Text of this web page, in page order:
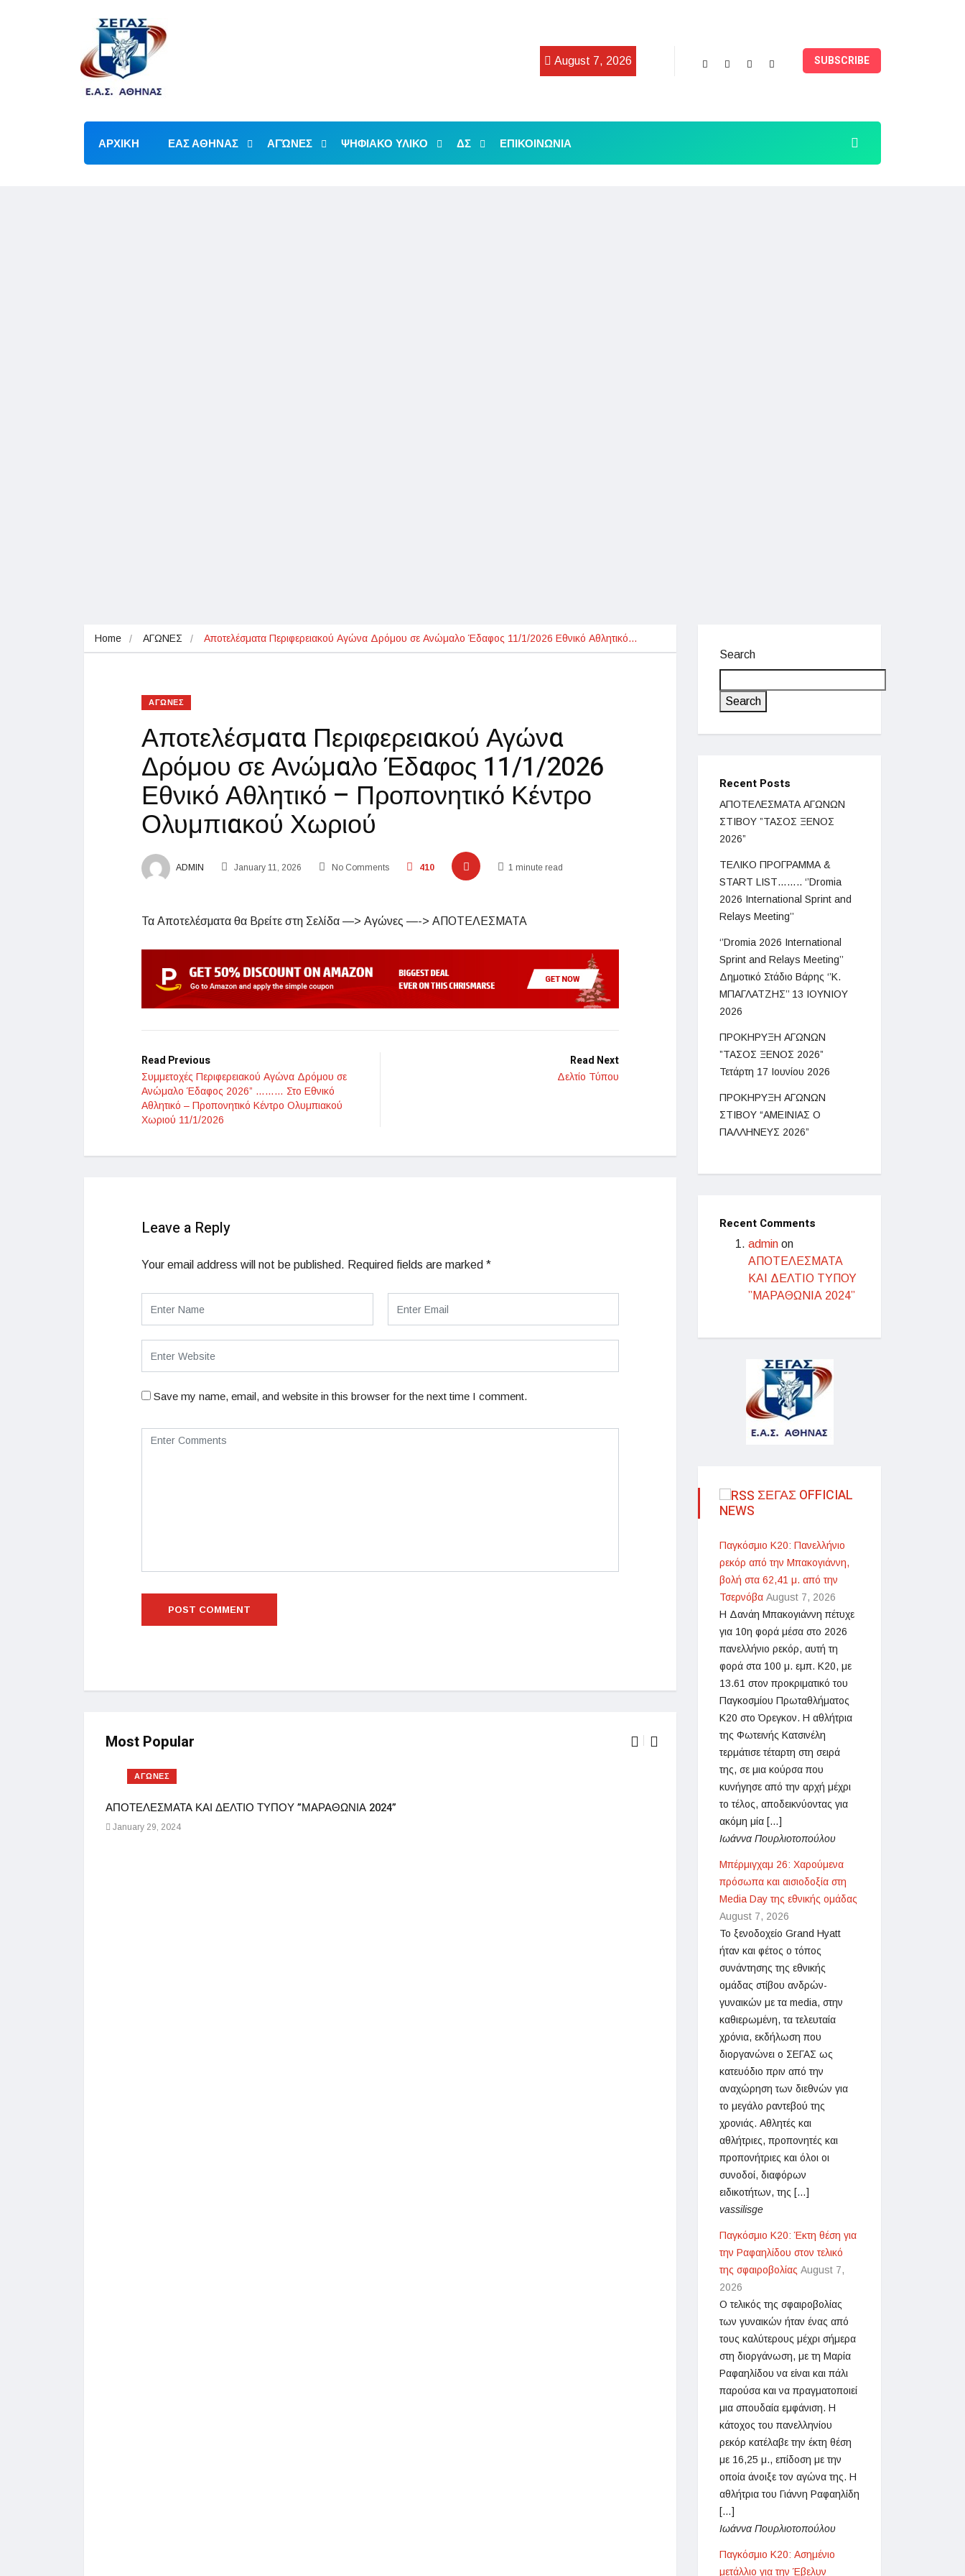
August 7, 2026 SUBSCRIBE
ΑΡΧΙΚΗ ΕΑΣ ΑΘΗΝΑΣ ΑΓΏΝΕΣ ΨΗΦΙΑΚΟ ΥΛΙΚΟ ΔΣ ΕΠΙΚΟΙΝΩΝΙΑ
Home ΑΓΩΝΕΣ Αποτελέσματα Περιφερειακού Αγώνα Δρόμου σε Ανώμαλο Έδαφος 11/1/2026 Εθνικό Αθλητικό…
ΑΓΩΝΕΣ
Αποτελέσματα Περιφερειακού Αγώνα
Δρόμου σε Ανώμαλο Έδαφος 11/1/2026
Εθνικό Αθλητικό – Προπονητικό Κέντρο
Ολυμπιακού Χωριού
ADMIN January 11, 2026 No Comments 410 1 minute read
Τα Αποτελέσματα θα Βρείτε στη Σελίδα —> Αγώνες —-> ΑΠΟΤΕΛΕΣΜΑΤΑ
Read Previous
Συμμετοχές Περιφερειακού Αγώνα Δρόμου σε
Ανώμαλο Έδαφος 2026” ……… Στο Εθνικό
Αθλητικό – Προπονητικό Κέντρο Ολυμπιακού
Χωριού 11/1/2026
Read Next
Δελτίο Τύπου
Leave a Reply
Your email address will not be published. Required fields are marked *
Save my name, email, and website in this browser for the next time I comment.
Most Popular
ΑΓΩΝΕΣ
ΑΠΟΤΕΛΕΣΜΑΤΑ ΚΑΙ ΔΕΛΤΙΟ ΤΥΠΟΥ ”ΜΑΡΑΘΩΝΙΑ 2024”
January 29, 2024
Search
Search
Recent Posts
ΑΠΟΤΕΛΕΣΜΑΤΑ ΑΓΩΝΩΝ
ΣΤΙΒΟΥ ”ΤΑΣΟΣ ΞΕΝΟΣ
2026”
ΤΕΛΙΚΟ ΠΡΟΓΡΑΜΜΑ &
START LIST…….. ‘’Dromia
2026 International Sprint and
Relays Meeting’’
‘’Dromia 2026 International
Sprint and Relays Meeting’’
Δημοτικό Στάδιο Βάρης ‘’Κ.
ΜΠΑΓΛΑΤΖΗΣ’’ 13 ΙΟΥΝΙΟΥ
2026
ΠΡΟΚΗΡΥΞΗ ΑΓΩΝΩΝ
”ΤΑΣΟΣ ΞΕΝΟΣ 2026”
Τετάρτη 17 Ιουνίου 2026
ΠΡΟΚΗΡΥΞΗ AΓΩΝΩΝ
ΣΤΙΒΟΥ “ΑΜΕΙΝΙΑΣ Ο
ΠΑΛΛΗΝΕΥΣ 2026”
Recent Comments
admin on
ΑΠΟΤΕΛΕΣΜΑΤΑ
ΚΑΙ ΔΕΛΤΙΟ ΤΥΠΟΥ
”ΜΑΡΑΘΩΝΙΑ 2024”
ΣΕΓΑΣ OFFICIAL
NEWS
Παγκόσμιο Κ20: Πανελλήνιο
ρεκόρ από την Μπακογιάννη,
βολή στα 62,41 μ. από την
Τσερνόβα August 7, 2026
Η Δανάη Μπακογιάννη πέτυχε
για 10η φορά μέσα στο 2026
πανελλήνιο ρεκόρ, αυτή τη
φορά στα 100 μ. εμπ. Κ20, με
13.61 στον προκριματικό του
Παγκοσμίου Πρωταθλήματος
Κ20 στο Όρεγκον. Η αθλήτρια
της Φωτεινής Κατσινέλη
τερμάτισε τέταρτη στη σειρά
της, σε μια κούρσα που
κυνήγησε από την αρχή μέχρι
το τέλος, αποδεικνύοντας για
ακόμη μία […]
Ιωάννα Πουρλιοτοπούλου
Μπέρμιγχαμ 26: Χαρούμενα
πρόσωπα και αισιοδοξία στη
Media Day της εθνικής ομάδας
August 7, 2026
Το ξενοδοχείο Grand Hyatt
ήταν και φέτος ο τόπος
συνάντησης της εθνικής
ομάδας στίβου ανδρών-
γυναικών με τα media, στην
καθιερωμένη, τα τελευταία
χρόνια, εκδήλωση που
διοργανώνει ο ΣΕΓΑΣ ως
κατευόδιο πριν από την
αναχώρηση των διεθνών για
το μεγάλο ραντεβού της
χρονιάς. Αθλητές και
αθλήτριες, προπονητές και
προπονήτριες και όλοι οι
συνοδοί, διαφόρων
ειδικοτήτων, της […]
vassilisge
Παγκόσμιο Κ20: Έκτη θέση για
την Ραφαηλίδου στον τελικό
της σφαιροβολίας August 7,
2026
Ο τελικός της σφαιροβολίας
των γυναικών ήταν ένας από
τους καλύτερους μέχρι σήμερα
στη διοργάνωση, με τη Μαρία
Ραφαηλίδου να είναι και πάλι
παρούσα και να πραγματοποιεί
μια σπουδαία εμφάνιση. Η
κάτοχος του πανελληνίου
ρεκόρ κατέλαβε την έκτη θέση
με 16,25 μ., επίδοση με την
οποία άνοιξε τον αγώνα της. Η
αθλήτρια του Γιάννη Ραφαηλίδη
[…]
Ιωάννα Πουρλιοτοπούλου
Παγκόσμιο Κ20: Ασημένιο
μετάλλιο για την Έβελυν